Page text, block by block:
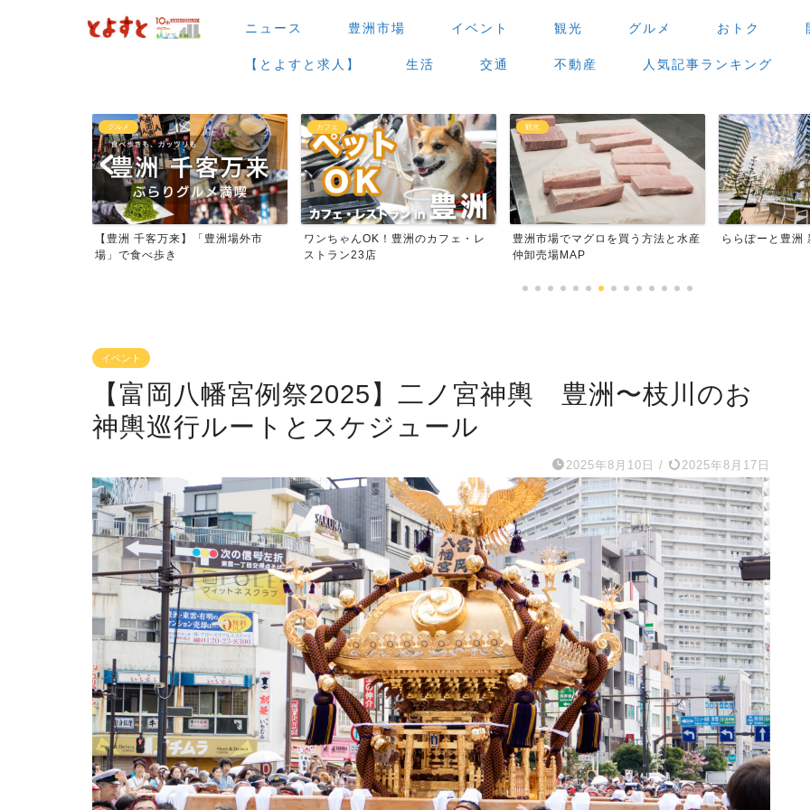
ニュース 豊洲市場 イベント 観光 グルメ おトク
【とよすと求人】 生活 交通 不動産 人気記事ランキング
グルメ
【豊洲 千客万来】「豊洲場外市
場」で食べ歩き
カフェ
ワンちゃんOK！豊洲のカフェ・レ
ストラン23店
観光
豊洲市場でマグロを買う方法と水産
仲卸売場MAP
ららぽーと豊洲
イベント
【富岡八幡宮例祭2025】二ノ宮神輿 豊洲〜枝川のお
神輿巡行ルートとスケジュール
2025年8月10日 / 2025年8月17日